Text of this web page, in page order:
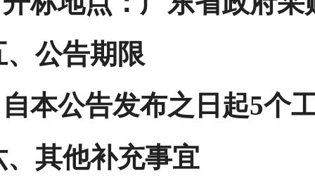
、公告期限
自本公告发布之日起5个
、其他补充事宜